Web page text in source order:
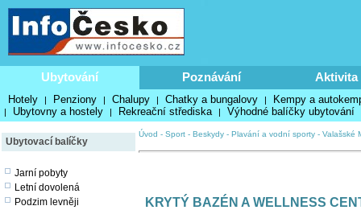
Ubytování Poznávání Aktivita
Hotely | Penziony | Chalupy | Chatky a bungalovy | Kempy a
| Ubytovny a hostely | Rekreační střediska | Výhodné balíčky ubytování
Ubytovací balíčky
Jarní pobyty
Letní dovolená
Podzim levněji
Úvod - Sport - Beskydy - Plavání a vodní sporty - Valašské
KRYTÝ BAZÉN A WELLNESS